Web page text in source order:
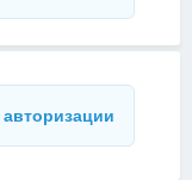
авторизации